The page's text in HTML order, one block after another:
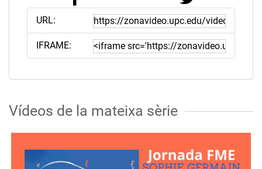
URL:
IFRAME:
Vídeos de la mateixa sèrie